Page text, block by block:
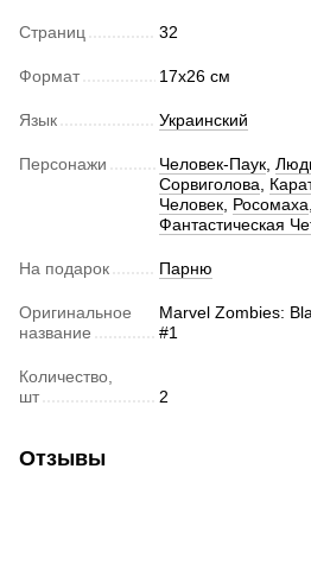
Страниц 32
Формат 17x26 см
Язык Украинский
Персонажи Человек-Паук,
Сорвиголова,
Человек, Росомаха,
Фантастическая
На подарок Парню
Оригинальное
название
Marvel Zombies:
#1
Количество,
шт
2
Отзывы